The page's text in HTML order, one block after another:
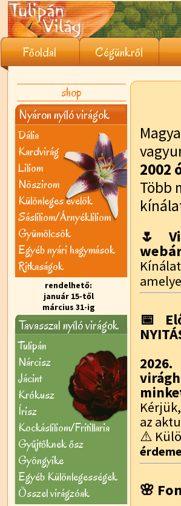
Főoldal Cégünkről
shop
Nyáron nyíló virágok
Dália
Kardvirág
Liliom
Nõszirom
Különleges évelõk
Sásliliom/Árnyékliliom
Gyümölcsök
Egyéb nyári hagymások
Ritkaságok
rendelhető:
január 15-től
március 31-ig
Tavasszal nyíló virágok
Tulipán
Nárcisz
Jácint
Krókusz
Írisz
Kockásliliom/Fritillaria
Gyűjtőknek ősz
Gyöngyike
Egyéb Különlegességek
Õsszel virágzóak
2002
Több
🌷
📅
az
⚠️
🌸